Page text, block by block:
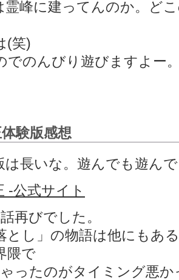
峰に建ってんのか。ど
(笑)
のんびり遊びますよー
験版感想
長いな。遊んでも遊ん
-公式サイト
再びでした。
し」の物語は他にもあ
隈で
ったのがタイミング悪